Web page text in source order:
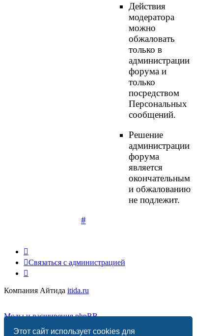
Этот сайт использует cookies для
Действия
модератора
можно
обжаловать
только в
администрации
форума и
только
посредством
Персональных
сообщений.
Решение
администрации
форума
является
окончательным
и обжалованию
не подлежит.
#
Связаться с администрацией
Компания Айтида itida.ru
Моды и расширения phpBB
Конфиденциальность |Правила